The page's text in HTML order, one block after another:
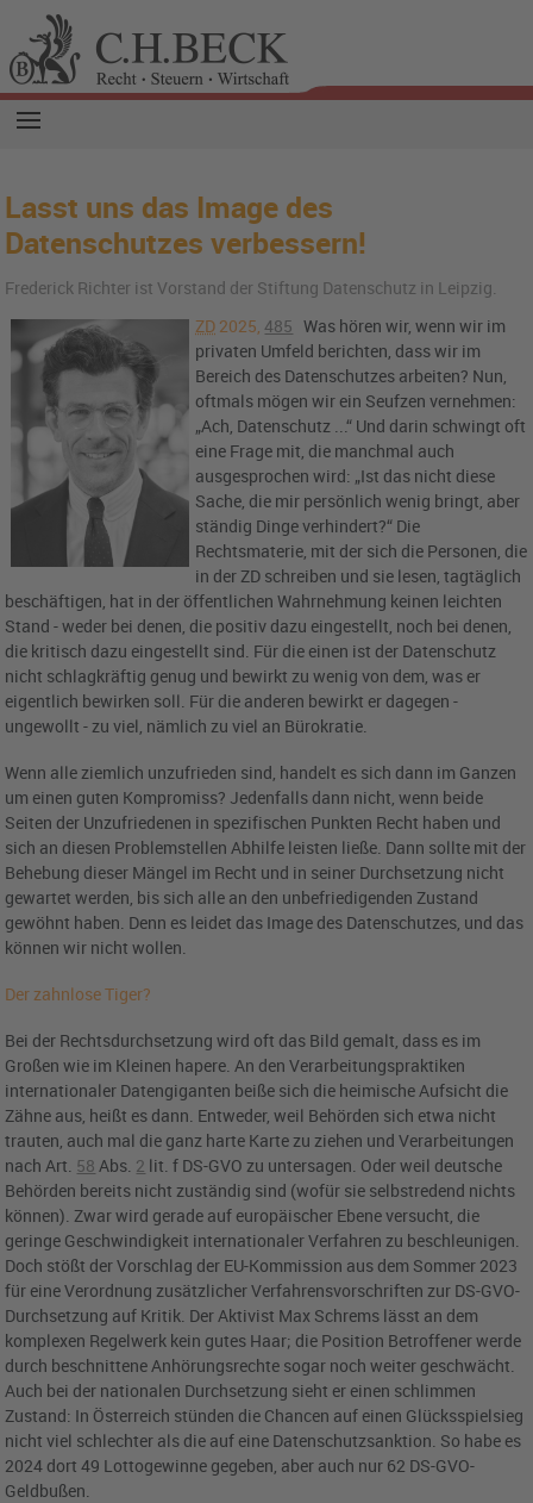
Lasst uns das Image des
Datenschutzes verbessern!
Frederick Richter ist Vorstand der Stiftung Datenschutz in Leipzig.
ZD 2025, 485 Was hören wir, wenn wir im
privaten Umfeld berichten, dass wir im
Bereich des Datenschutzes arbeiten? Nun,
oftmals mögen wir ein Seufzen vernehmen:
„Ach, Datenschutz ...“ Und darin schwingt oft
eine Frage mit, die manchmal auch
ausgesprochen wird: „Ist das nicht diese
Sache, die mir persönlich wenig bringt, aber
ständig Dinge verhindert?“ Die
Rechtsmaterie, mit der sich die Personen, die
in der ZD schreiben und sie lesen, tagtäglich
beschäftigen, hat in der öffentlichen Wahrnehmung keinen leichten
Stand - weder bei denen, die positiv dazu eingestellt, noch bei denen,
die kritisch dazu eingestellt sind. Für die einen ist der Datenschutz
nicht schlagkräftig genug und bewirkt zu wenig von dem, was er
eigentlich bewirken soll. Für die anderen bewirkt er dagegen -
ungewollt - zu viel, nämlich zu viel an Bürokratie.
Wenn alle ziemlich unzufrieden sind, handelt es sich dann im Ganzen
um einen guten Kompromiss? Jedenfalls dann nicht, wenn beide
Seiten der Unzufriedenen in spezifischen Punkten Recht haben und
sich an diesen Problemstellen Abhilfe leisten ließe. Dann sollte mit der
Behebung dieser Mängel im Recht und in seiner Durchsetzung nicht
gewartet werden, bis sich alle an den unbefriedigenden Zustand
gewöhnt haben. Denn es leidet das Image des Datenschutzes, und das
können wir nicht wollen.
Der zahnlose Tiger?
Bei der Rechtsdurchsetzung wird oft das Bild gemalt, dass es im
Großen wie im Kleinen hapere. An den Verarbeitungspraktiken
internationaler Datengiganten beiße sich die heimische Aufsicht die
Zähne aus, heißt es dann. Entweder, weil Behörden sich etwa nicht
trauten, auch mal die ganz harte Karte zu ziehen und Verarbeitungen
nachArt. 58 Abs. 2 lit. f DS-GVO zu untersagen. Oder weil deutsche
Behörden bereits nicht zuständig sind (wofür sie selbstredend nichts
können). Zwar wird gerade auf europäischer Ebene versucht, die
geringe Geschwindigkeit internationaler Verfahren zu beschleunigen.
Doch stößt der Vorschlag der EU-Kommission aus dem Sommer 2023
für eine Verordnung zusätzlicher Verfahrensvorschriften zur DS-GVO-
Durchsetzung auf Kritik. Der Aktivist Max Schrems lässt an dem
komplexen Regelwerk kein gutes Haar; die Position Betroffener werde
durch beschnittene Anhörungsrechte sogar noch weiter geschwächt.
Auch bei der nationalen Durchsetzung sieht er einen schlimmen
Zustand: In Österreich stünden die Chancen auf einen Glücksspielsieg
nicht viel schlechter als die auf eine Datenschutzsanktion. So habe es
2024 dort 49 Lottogewinne gegeben, aber auch nur 62 DS-GVO-
Geldbußen.